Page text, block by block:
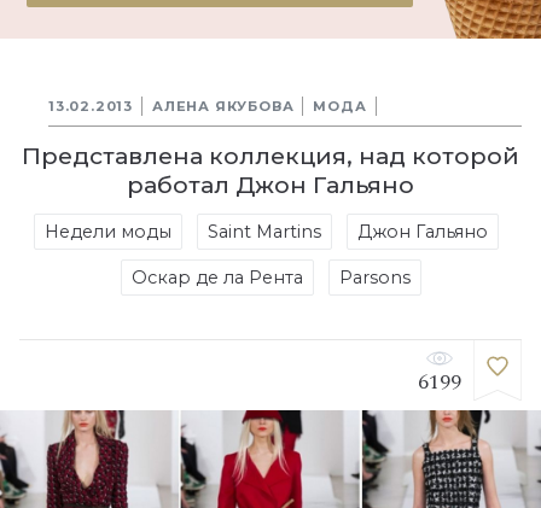
13.02.2013 АЛЕНА ЯКУБОВА МОДА
Представлена коллекция, над которой
работал Джон Гальяно
Недели моды Saint Martins Джон Гальяно
Оскар де ла Рента Parsons
6199